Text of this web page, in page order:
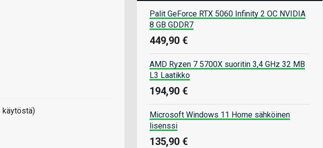
Palit GeForce RTX 5060 Infinity 2 OC NVIDIA
8 GB GDDR7
449,90 €
AMD Ryzen 7 5700X suoritin 3,4 GHz 32 MB
L3 Laatikko
194,90 €
Microsoft Windows 11 Home sähköinen
lisenssi
135,90 €